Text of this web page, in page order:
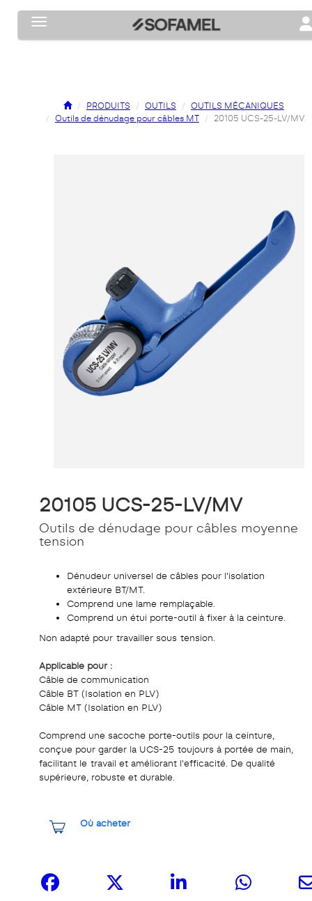
Toggle navigation
PRODUITS OUTILS
OUTILS MÉCANIQUES
Outils de dénudage pour câbles MT
20105 UCS-25-LV/MV
20105 UCS-25-LV/MV
Outils de dénudage pour câbles moyenne
tension
Dénudeur universel de câbles pour l'isolation
extérieure BT/MT.
Comprend une lame remplaçable.
Comprend un étui porte-outil à fixer à la ceinture.
Non adapté pour travailler sous tension.
Applicable pour :
Câble de communication
Câble BT (Isolation en PLV)
Câble MT (Isolation en PLV)
Comprend une sacoche porte-outils pour la ceinture,
conçue pour garder la UCS-25 toujours à portée de main,
facilitant le travail et améliorant l'efficacité. De qualité
supérieure, robuste et durable.
Où acheter